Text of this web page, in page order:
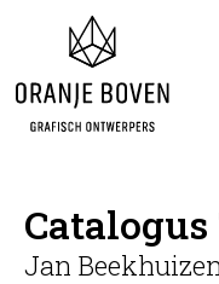
Jan